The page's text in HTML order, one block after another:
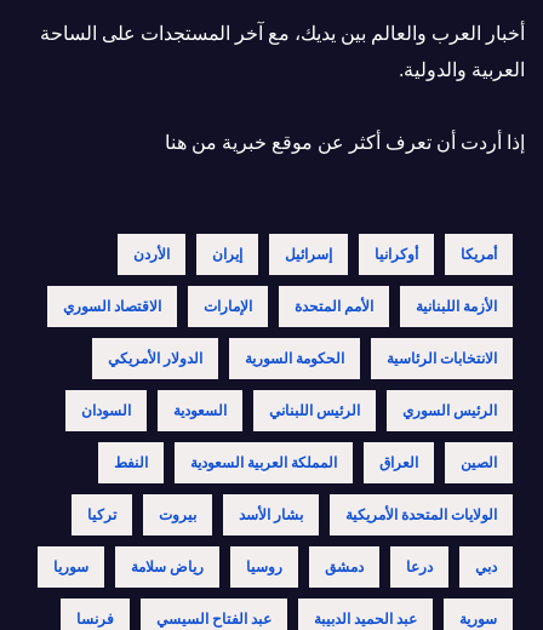
أخبار العرب والعالم بين يديك، مع آخر المستجدات على الساحة
العربية والدولية.
إذا أردت أن تعرف أكثر عن موقع خبرية من هنا
أمريكا أوكرانيا إسرائيل إيران الأردن
الأزمة اللبنانية الأمم المتحدة الإمارات الاقتصاد السوري
الانتخابات الرئاسية الحكومة السورية الدولار الأمريكي
الرئيس السوري الرئيس اللبناني السعودية السودان
الصين العراق المملكة العربية السعودية النفط
الولايات المتحدة الأمريكية بشار الأسد بيروت تركيا
دبي درعا دمشق روسيا رياض سلامة سوريا
سورية عبد الحميد الدبيبة عبد الفتاح السيسي فرنسا